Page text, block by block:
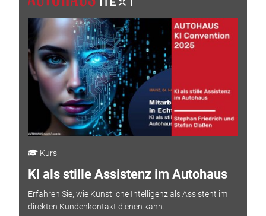
Kurs
KI als stille Assistenz im Autohaus
Erfahren Sie, wie Künstliche Intelligenz als Assistent im
direkten Kundenkontakt dienen kann.